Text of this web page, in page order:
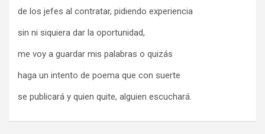
de los jefes al contratar, pidiendo experiencia
sin ni siquiera dar la oportunidad,
me voy a guardar mis palabras o quizás
haga un intento de poema que con suerte
se publicará y quien quite, alguien escuchará.